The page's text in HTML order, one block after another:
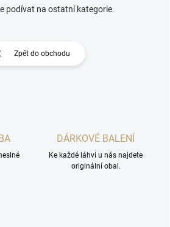
podívat na ostatní kategorie.
Zpět do obchodu
DÁRKOVÉ BALENÍ
Ke každé láhvi u nás najdete
originální obal.